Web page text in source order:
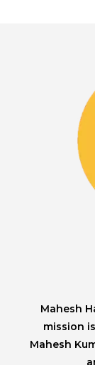
Mahesh
mission
Mahesh